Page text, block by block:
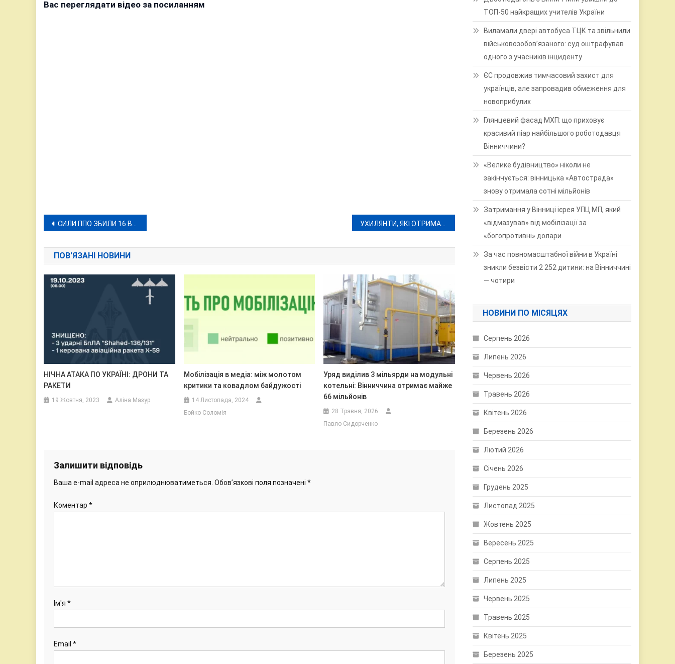
Вас переглядати відео за посиланням
Навігація
записів
СИЛИ ППО ЗБИЛИ 16 ВОРОЖІ БпЛА ІЗ 23
ПОВ'ЯЗАНІ НОВИНИ
НІЧНА АТАКА ПО УКРАЇНІ: ДРОНИ ТА
РАКЕТИ
19 Жовтня, 2023 Аліна Мазур
Мобілізація в медіа: між молотом
критики та ковадлом байдужості
14 Листопада, 2024
Бойко Соломія
Уряд виділив 3 мільярди на модульні
котельні: Вінниччина отримає майже
66 мільйонів
28 Травня, 2026
Павло Сидорченко
Залишити відповідь
Ваша e-mail адреса не оприлюднюватиметься. Обов’язкові поля позначені *
Коментар *
Ім'я *
Email *
ТОП-50 найкращих учителів України
Виламали двері автобуса ТЦК та звільнили
військовозобов’язаного: суд оштрафував
одного з учасників інциденту
ЄС продовжив тимчасовий захист для
українців, але запровадив обмеження для
новоприбулих
Глянцевий фасад МХП: що приховує
красивий піар найбільшого роботодавця
Вінниччини?
«Велике будівництво» ніколи не
закінчується: вінницька «Автострада»
знову отримала сотні мільйонів
Затримання у Вінниці ієрея УПЦ МП, який
«відмазував» від мобілізації за
«богопротивні» долари
За час повномасштабної війни в Україні
зникли безвісти 2 252 дитини: на Вінниччині
— чотири
НОВИНИ ПО МІСЯЦЯХ
Серпень 2026
Липень 2026
Червень 2026
Травень 2026
Квітень 2026
Березень 2026
Лютий 2026
Січень 2026
Грудень 2025
Листопад 2025
Жовтень 2025
Вересень 2025
Серпень 2025
Липень 2025
Червень 2025
Травень 2025
Квітень 2025
Березень 2025